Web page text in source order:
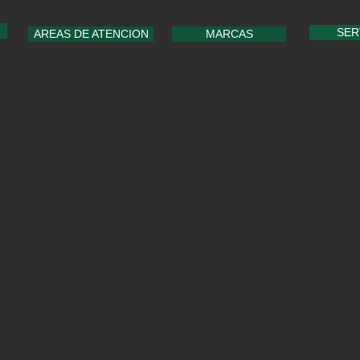
AREAS DE ATENCION MARCAS